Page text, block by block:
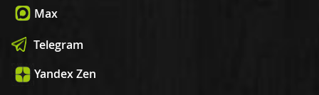
Max
Telegram
Yandex Zen